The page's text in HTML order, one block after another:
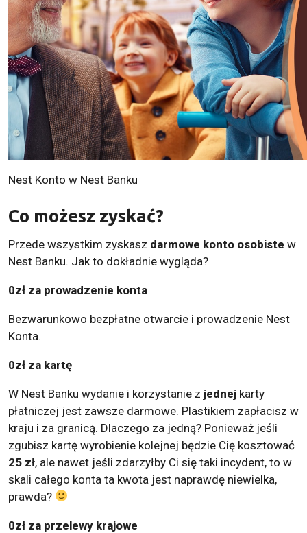
Nest Konto w Nest Banku
Co możesz zyskać?
Przede wszystkim zyskasz darmowe konto osobiste w
Nest Banku. Jak to dokładnie wygląda?
0zł za prowadzenie konta
Bezwarunkowo bezpłatne otwarcie i prowadzenie Nest
Konta.
0zł za kartę
W Nest Banku wydanie i korzystanie z jednej karty
płatniczej jest zawsze darmowe. Plastikiem zapłacisz w
kraju i za granicą. Dlaczego za jedną? Ponieważ jeśli
zgubisz kartę wyrobienie kolejnej będzie Cię kosztować
25 zł, ale nawet jeśli zdarzyłby Ci się taki incydent, to w
skali całego konta ta kwota jest naprawdę niewielka,
prawda?
0zł za przelewy krajowe